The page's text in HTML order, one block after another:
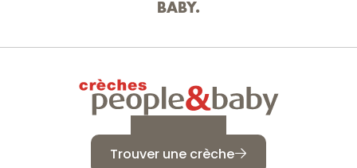
BABY.
Trouver une crèche